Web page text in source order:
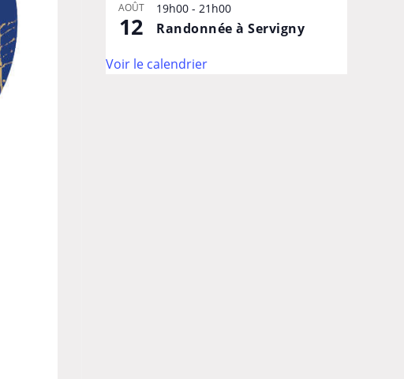
AOÛT
12
19h00 - 21h00
Randonnée à Servigny
Voir le calendrier